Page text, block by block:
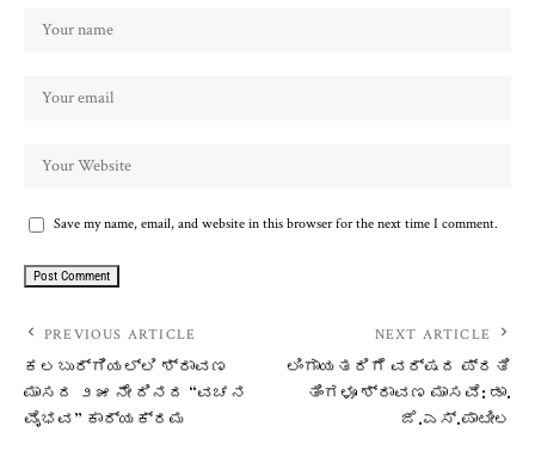
Save my name, email, and website in this browser for the next time I comment.
PREVIOUS ARTICLE
ಕಲಬುರ್ಗಿಯಲ್ಲಿ ಶ್ರಾವಣ
ಮಾಸದ ೨೫ ನೇ ದಿನದ “ವಚನ
ವೈಭವ” ಕಾರ್ಯಕ್ರಮ
NEXT ARTICLE
ಲಿಂಗಾಯತರಿಗೆ ವರ್ಷದ ಪ್ರತಿ
ತಿಂಗಳೂ ಶ್ರಾವಣ ಮಾಸವೆ: ಡಾ.
ಜೆ.ಎಸ್.ಪಾಟೀಲ